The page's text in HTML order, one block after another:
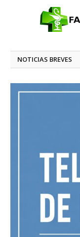
NOTICIAS BREVES